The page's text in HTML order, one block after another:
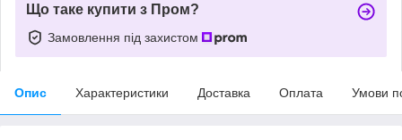
Що таке купити з Пром?
Замовлення під захистом
Опис Характеристики Доставка Оплата Умови